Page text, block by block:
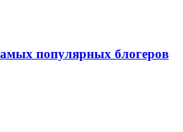
популярных блогеров